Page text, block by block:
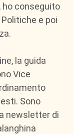
ho conseguito
e poi
la guida
Vice
Sono
newsletter di